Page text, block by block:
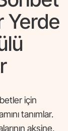
Yerde
için
tanımlar.
aksine,